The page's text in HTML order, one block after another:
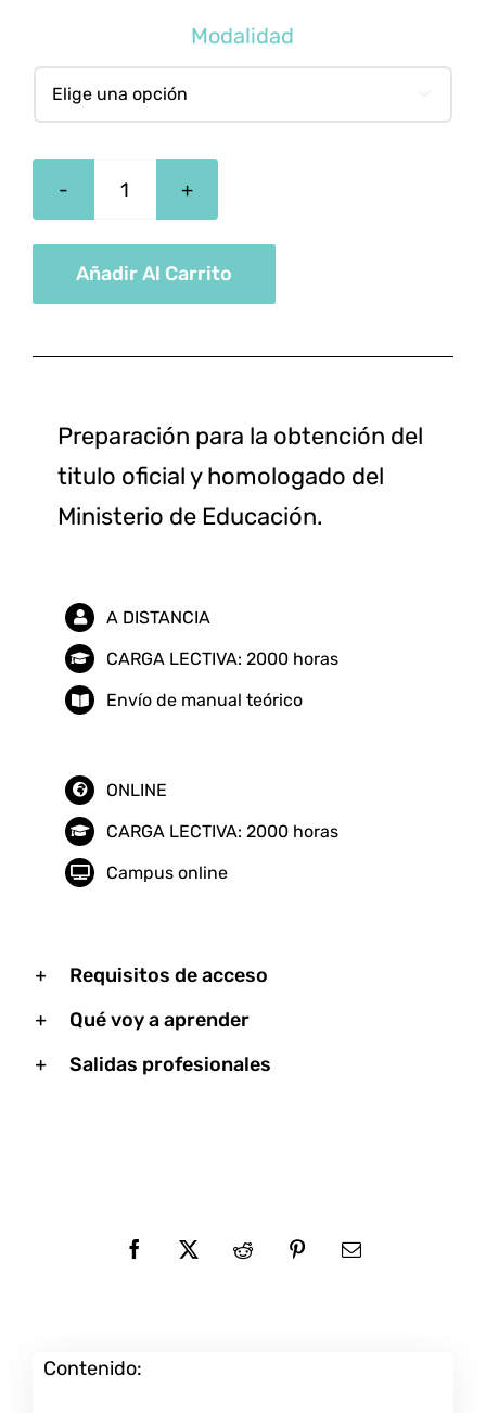
Modalidad
Técnico
En
Anatomía
cantidad
Añadir Al Carrito
Preparación para la obtención del
titulo oficial y homologado del
Ministerio de Educación.
A DISTANCIA
CARGA LECTIVA: 2000 horas
Envío de manual teórico
ONLINE
CARGA LECTIVA: 2000 horas
Campus online
Requisitos de acceso
Qué voy a aprender
Salidas profesionales
Contenido: